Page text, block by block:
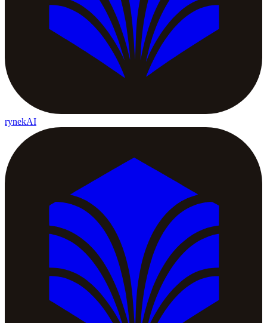
rynekAI